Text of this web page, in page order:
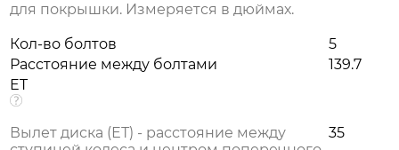
для покрышки. Измеряется в дюймах.
Кол-во болтов
5
Расстояние между болтами
139.7
ET
Вылет диска (ЕТ) - расстояние между
35